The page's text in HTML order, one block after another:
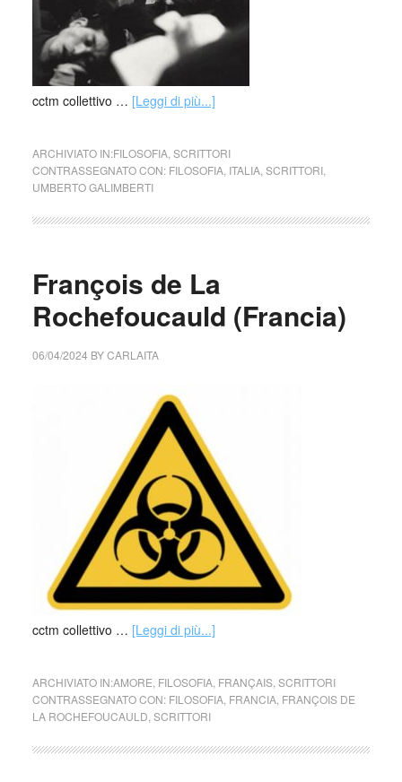
cctm collettivo … [Leggi di più...]
ARCHIVIATO IN:FILOSOFIA, SCRITTORI
CONTRASSEGNATO CON: FILOSOFIA, ITALIA, SCRITTORI,
UMBERTO GALIMBERTI
François de La
Rochefoucauld (Francia)
06/04/2024 BYCARLAITA
cctm collettivo … [Leggi di più...]
ARCHIVIATO IN:AMORE FILOSOFIA, FRANÇAIS, SCRITTORI
CONTRASSEGNATO CON: FILOSOFIA, FRANCIA, FRANÇOIS DE
LA ROCHEFOUCAULD SCRITTORI